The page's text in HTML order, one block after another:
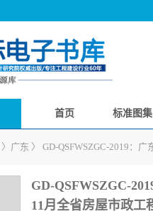
首页 标准图集
〉 广东 〉 GD-QSFWSZGC-2019：
GD-QSFWSZGC-
11月全省房屋市政工